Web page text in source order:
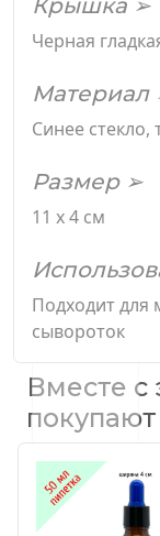
Черная
Материал
Синее стекло,
Размер ➢
11 х 4 см
Подходит для
сывороток
Вместе с
покупают